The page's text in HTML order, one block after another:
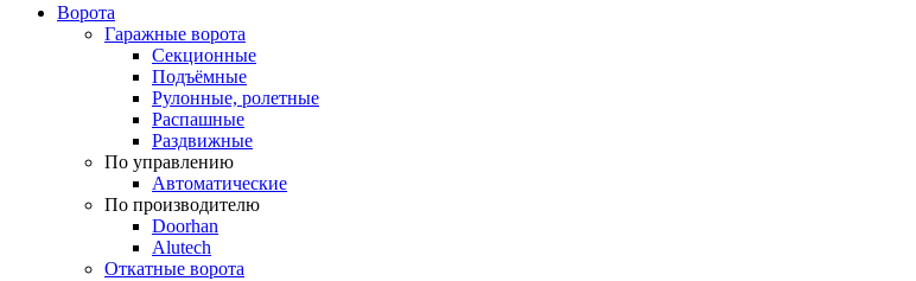
Ворота
Гаражные ворота
Секционные
Подъёмные
Рулонные, ролетные
Распашные
Раздвижные
По управлению
Автоматические
По производителю
Doorhan
Alutech
Откатные ворота